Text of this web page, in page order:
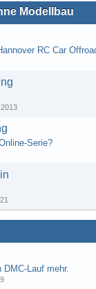
Modellbau
Serie?
Lauf mehr.